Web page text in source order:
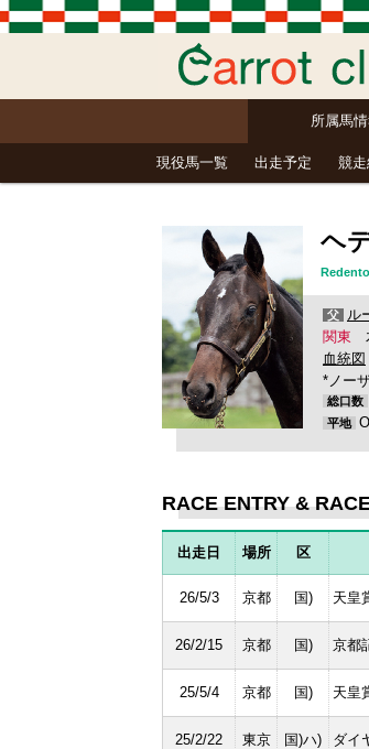
所属馬
現役馬一覧 出走予定 競
ヘ
父 ル
関東
血統図
*ノー
総口数
平地
RACE ENTRY &
出走日 場所 区
26/5/3 京都 国) 天皇
26/2/15 京都 国) 京都
25/5/4 京都 国) 天皇
25/2/22 東京 国)ハ) ダイ